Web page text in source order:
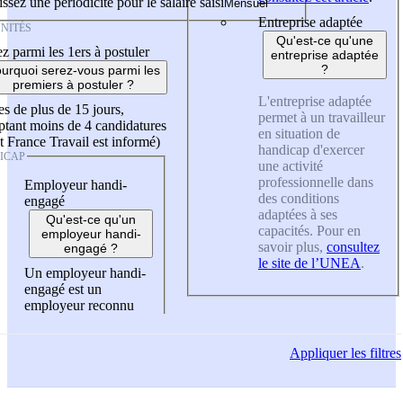
parmi les 1ers à postuler
serez-vous parmi les
premiers à postuler ?
de plus de 15 jours,
moins de 4 candidatures
France Travail est informé)
Employeur handi-
engagé
Qu'est-ce qu'un
employeur handi-
engagé ?
Un employeur handi-
engagé est un
employeur reconnu
Entreprise adaptée
Qu'est-ce qu'une
entreprise adaptée
?
L'entreprise adaptée
permet à un travailleur
en situation de
handicap d'exercer
une activité
professionnelle dans
des conditions
adaptées à ses
capacités. Pour en
savoir plus, consultez
le site de l’UNEA.
Appliquerles filtres